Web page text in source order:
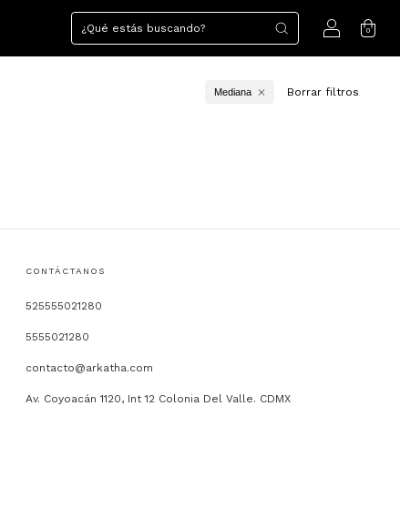
0
Mediana Borrar filtros
CONTÁCTANOS
525555021280
5555021280
contacto@arkatha.com
Av. Coyoacán 1120, Int 12 Colonia Del Valle. CDMX